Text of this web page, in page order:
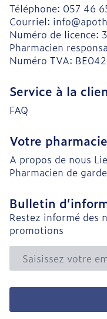
Téléphone: 057 46
Courriel: info@
Numéro de licence:
Pharmacien
Numéro TVA:
Service à la
FAQ
Votre pharmacie
A propos de nous
Pharmacien de garde
Bulletin
Restez informé des
promotions
Adresse mail